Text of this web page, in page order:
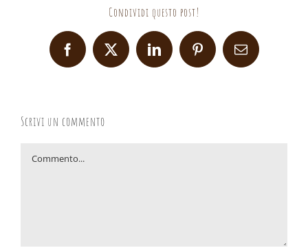
Condividi questo post!
Facebook
X LinkedInPinterestEmail
Scrivi un commento